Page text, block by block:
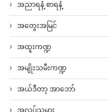
အညာရနံ့ စာရနံ့
အတွေးအမြင်
အထူးကဏ္ဍ
အမျိုးသမီးကဏ္ဍ
အယ်ဒီတာ့ အာဘော်
အလုပ်သမား